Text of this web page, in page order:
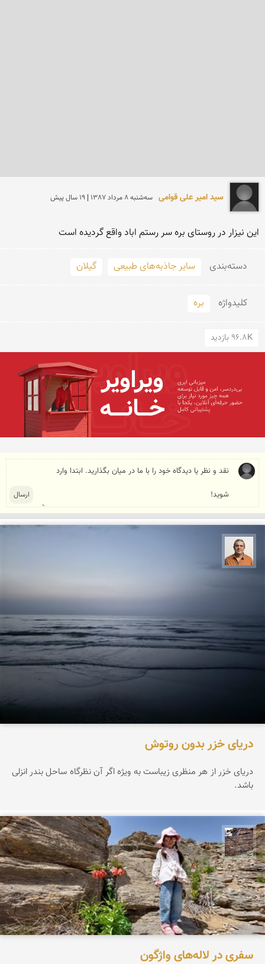
سید امیر علی قوامی سه‌شنبه 8 مرداد 1387 | 19 سال پیش
این نیزار در روستای بره سر رستم اباد واقع گردیده است
دسته‌بندی سایر جاذبه‌های طبیعی گیلان
کلید‌واژه بره
96.8K بازدید
دریای خزر بدون روتوش
دریای خزر از هر منظری زیباست به ویژه اگر آن نظرگاه ساحل بندر انزلی
باشد.
محمد ناصری فرد
سفری در لاله‌های واژگون